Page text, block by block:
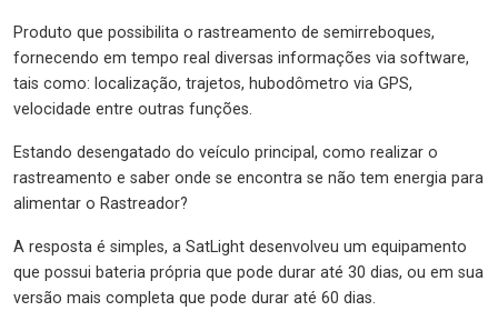
Produto que possibilita o rastreamento de semirreboques,
fornecendo em tempo real diversas informações via software,
tais como: localização, trajetos, hubodômetro via GPS,
velocidade entre outras funções.
Estando desengatado do veículo principal, como realizar o
rastreamento e saber onde se encontra se não tem energia para
alimentar o Rastreador?
A resposta é simples, a SatLight desenvolveu um equipamento
que possui bateria própria que pode durar até 30 dias, ou em sua
versão mais completa que pode durar até 60 dias.